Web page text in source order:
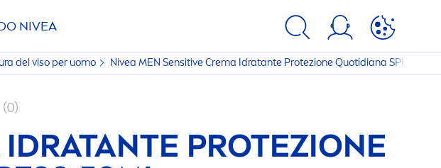
NIVEA
del viso per uomo Nivea MEN SensitiveCrema Idratante Protezione Quotidiana SPF30
(0)
PROTEZIONE